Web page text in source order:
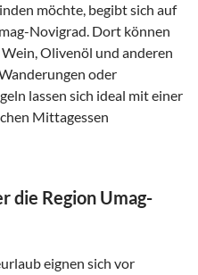
möchte, begibt sich auf
Novigrad. Dort können
Olivenöl und anderen
oder
lassen sich ideal mit einer
Mittagessen
die Region Umag-
eignen sich vor